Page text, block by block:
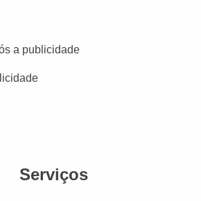
a publicidade
Serviços